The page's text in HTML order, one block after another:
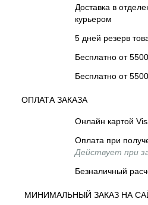
Доставка в
курьером
5 дней резерв
Бесплатно от
Бесплатно от
ОПЛАТА ЗАКАЗА
Онлайн картой
Оплата при
Действует при
Безналичный
МИНИМАЛЬНЫЙ ЗАКАЗ НА